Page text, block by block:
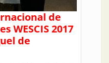
de
WESCIS 2017
de